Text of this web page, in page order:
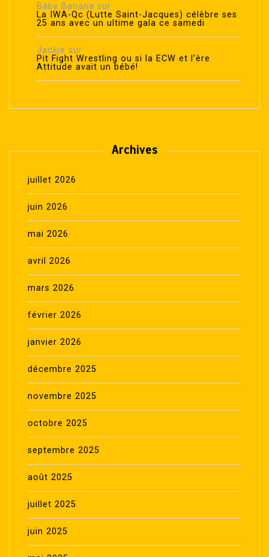
Baby Banana sur
La IWA-Qc (Lutte Saint-Jacques) célèbre ses
25 ans avec un ultime gala ce samedi
Jackie sur
Pit Fight Wrestling ou si la ECW et l’ère
Attitude avait un bébé!
Archives
juillet 2026
juin 2026
mai 2026
avril 2026
mars 2026
février 2026
janvier 2026
décembre 2025
novembre 2025
octobre 2025
septembre 2025
août 2025
juillet 2025
juin 2025